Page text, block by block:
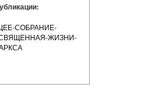
СОБРАНИЕ-
ЖИЗНИ-